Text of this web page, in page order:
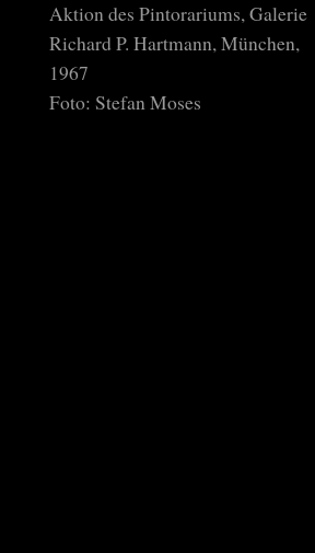
Aktion des Pintorariums, Galerie
Richard P. Hartmann, München,
1967
Foto: Stefan Moses